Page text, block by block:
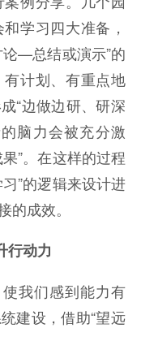
学习四大准备，
—总结或演示”的
计划、有重点地
“边做边研、研深
脑力会被充分激
”。在这样的过程
”的逻辑来设计进
成效。
行动力
我们感到能力有
建设，借助“望远